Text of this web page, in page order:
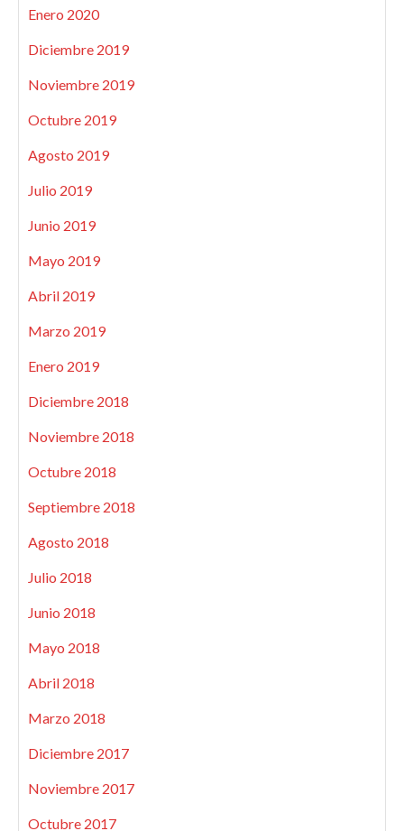
Enero 2020
Diciembre 2019
Noviembre 2019
Octubre 2019
Agosto 2019
Julio 2019
Junio 2019
Mayo 2019
Abril 2019
Marzo 2019
Enero 2019
Diciembre 2018
Noviembre 2018
Octubre 2018
Septiembre 2018
Agosto 2018
Julio 2018
Junio 2018
Mayo 2018
Abril 2018
Marzo 2018
Diciembre 2017
Noviembre 2017
Octubre 2017